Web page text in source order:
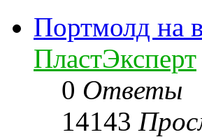
Портмолд на
ПластЭксперт
0 Ответы
14143